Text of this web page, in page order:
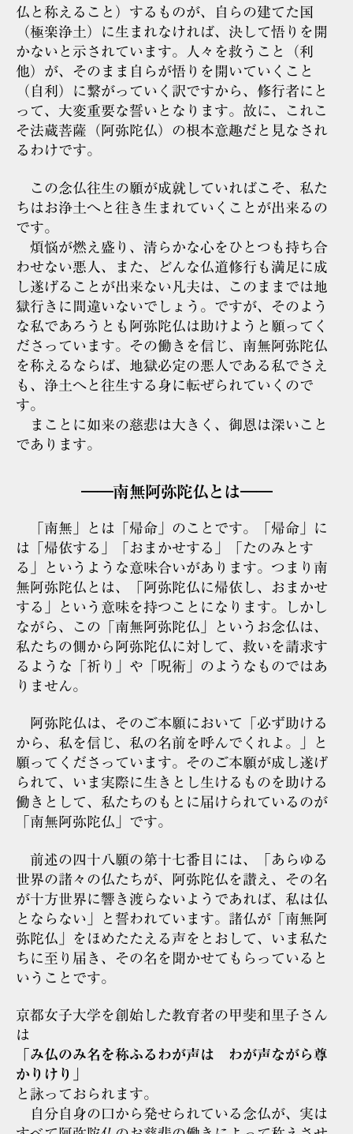
仏と称えること）するものが、自らの建てた国
（極楽浄土）に生まれなければ、決して悟りを開
かないと示されています。人々を救うこと（利
他）が、そのまま自らが悟りを開いていくこと
（自利）に繋がっていく訳ですから、修行者にと
って、大変重要な誓いとなります。故に、これこ
そ法蔵菩薩（阿弥陀仏）の根本意趣だと見なされ
るわけです。
この念仏往生の願が成就していればこそ、私た
ちはお浄土へと往き生まれていくことが出来るの
です。
煩悩が燃え盛り、清らかな心をひとつも持ち合
わせない悪人、また、どんな仏道修行も満足に成
し遂げることが出来ない凡夫は、このままでは地
獄行きに間違いないでしょう。ですが、そのよう
な私であろうとも阿弥陀仏は助けようと願ってく
ださっています。その働きを信じ、南無阿弥陀仏
を称えるならば、地獄必定の悪人である私でさえ
も、浄土へと往生する身に転ぜられていくので
す。
まことに如来の慈悲は大きく、御恩は深いこと
であります。
――南無阿弥陀仏とは――
「南無」とは「帰命」のことです。「帰命」に
は「帰依する」「おまかせする」「たのみとす
る」というような意味合いがあります。つまり南
無阿弥陀仏とは、「阿弥陀仏に帰依し、おまかせ
する」という意味を持つことになります。しかし
ながら、この「南無阿弥陀仏」というお念仏は、
私たちの側から阿弥陀仏に対して、救いを請求す
るような「祈り」や「呪術」のようなものではあ
りません。
阿弥陀仏は、そのご本願において「必ず助ける
から、私を信じ、私の名前を呼んでくれよ。」と
願ってくださっています。そのご本願が成し遂げ
られて、いま実際に生きとし生けるものを助ける
働きとして、私たちのもとに届けられているのが
「南無阿弥陀仏」です。
前述の四十八願の第十七番目には、「あらゆる
世界の諸々の仏たちが、阿弥陀仏を讃え、その名
が十方世界に響き渡らないようであれば、私は仏
とならない」と誓われています。諸仏が「南無阿
弥陀仏」をほめたたえる声をとおして、いま私た
ちに至り届き、その名を聞かせてもらっていると
いうことです。
京都女子大学を創始した教育者の甲斐和里子さん
は
「み仏のみ名を称ふるわが声は わが声ながら尊
かりけり」
と詠っておられます。
自分自身の口から発せられている念仏が、実は